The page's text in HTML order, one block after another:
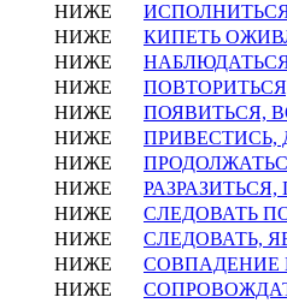
НИЖЕ
НИЖЕ
КИПЕТЬ
НИЖЕ
НИЖЕ
НИЖЕ
ПОЯВИТЬСЯ,
НИЖЕ
ПРИВЕСТИСЬ,
НИЖЕ
НИЖЕ
РАЗРАЗИТЬСЯ,
НИЖЕ
СЛЕДОВАТЬ
НИЖЕ
СЛЕДОВАТЬ,
НИЖЕ
СОВПАДЕНИЕ
НИЖЕ